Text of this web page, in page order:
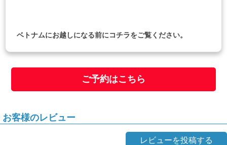
ベトナムにお越しになる前にコチラをご覧ください。
ご予約はこちら
お客様のレビュー
レビューを投稿する